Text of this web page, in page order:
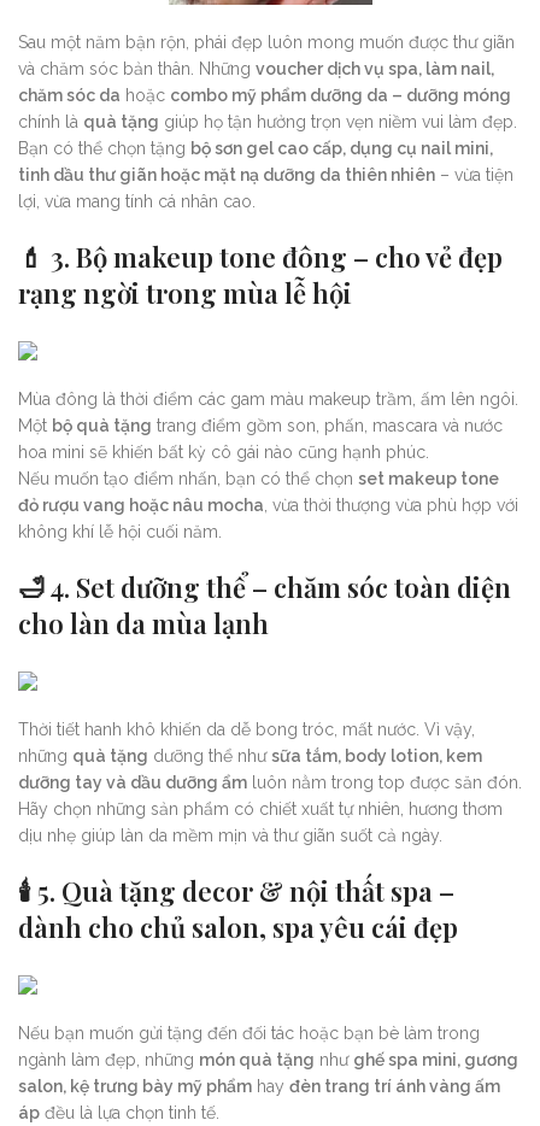
Sau một năm bận rộn, phái đẹp luôn mong muốn được thư giãn
và chăm sóc bản thân. Những voucher dịch vụ spa, làm nail,
chăm sóc da hoặc combo mỹ phẩm dưỡng da – dưỡng móng
chính là quà tặng giúp họ tận hưởng trọn vẹn niềm vui làm đẹp.
Bạn có thể chọn tặng bộ sơn gel cao cấp, dụng cụ nail mini,
tinh dầu thư giãn hoặc mặt nạ dưỡng da thiên nhiên – vừa tiện
lợi, vừa mang tính cá nhân cao.
💄 3. Bộ makeup tone đông – cho vẻ đẹp
rạng ngời trong mùa lễ hội
Mùa đông là thời điểm các gam màu makeup trầm, ấm lên ngôi.
Một bộ quà tặng trang điểm gồm son, phấn, mascara và nước
hoa mini sẽ khiến bất kỳ cô gái nào cũng hạnh phúc.
Nếu muốn tạo điểm nhấn, bạn có thể chọn set makeup tone
đỏ rượu vang hoặc nâu mocha, vừa thời thượng vừa phù hợp với
không khí lễ hội cuối năm.
🛁 4. Set dưỡng thể – chăm sóc toàn diện
cho làn da mùa lạnh
Thời tiết hanh khô khiến da dễ bong tróc, mất nước. Vì vậy,
những quà tặng dưỡng thể nhưsữa tắm, body lotion, kem
dưỡng tay và dầu dưỡng ẩm luôn nằm trong top được săn đón.
Hãy chọn những sản phẩm có chiết xuất tự nhiên, hương thơm
dịu nhẹ giúp làn da mềm mịn và thư giãn suốt cả ngày.
🕯️ 5. Quà tặng decor & nội thất spa –
dành cho chủ salon, spa yêu cái đẹp
Nếu bạn muốn gửi tặng đến đối tác hoặc bạn bè làm trong
ngành làm đẹp, những món quà tặng như ghế spa mini, gương
salon, kệ trưng bày mỹ phẩm hay đèn trang trí ánh vàng ấm
áp đều là lựa chọn tinh tế.